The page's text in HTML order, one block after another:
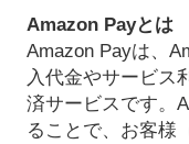
Amazon Payとは
Amazon Payは、
入代金やサービス
済サービスです。
ることで、お客様